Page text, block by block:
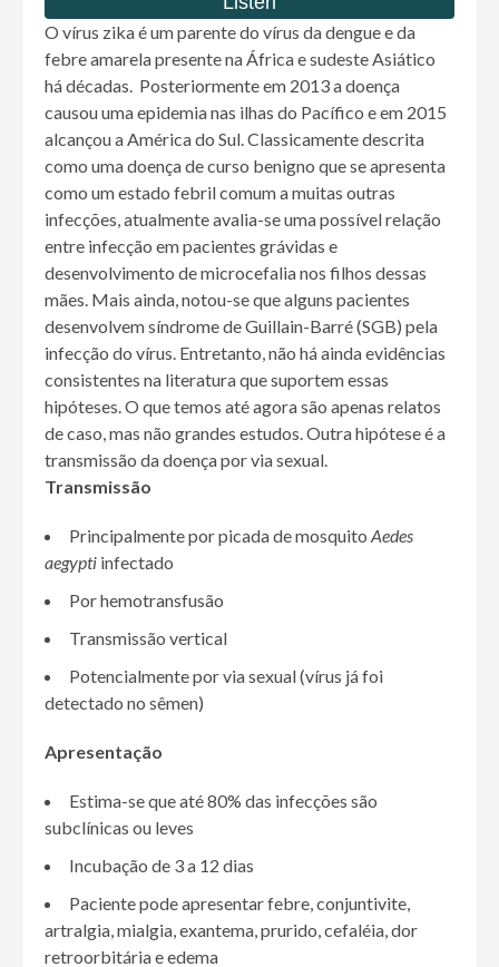
O vírus zika é um parente do vírus da dengue e da
febre amarela presente na África e sudeste Asiático
há décadas. Posteriormente em 2013 a doença
causou uma epidemia nas ilhas do Pacífico e em 2015
alcançou a América do Sul. Classicamente descrita
como uma doença de curso benigno que se apresenta
como um estado febril comum a muitas outras
infecções, atualmente avalia-se uma possível relação
entre infecção em pacientes grávidas e
desenvolvimento de microcefalia nos filhos dessas
mães. Mais ainda, notou-se que alguns pacientes
desenvolvem síndrome de Guillain-Barré (SGB) pela
infecção do vírus. Entretanto, não há ainda evidências
consistentes na literatura que suportem essas
hipóteses. O que temos até agora são apenas relatos
de caso, mas não grandes estudos. Outra hipótese é a
transmissão da doença por via sexual.
Transmissão
Principalmente por picada de mosquito Aedes
aegypti infectado
Por hemotransfusão
Transmissão vertical
Potencialmente por via sexual (vírus já foi
detectado no sêmen)
Apresentação
Estima-se que até 80% das infecções são
subclínicas ou leves
Incubação de 3 a 12 dias
Paciente pode apresentar febre, conjuntivite,
artralgia, mialgia, exantema, prurido, cefaléia, dor
retroorbitária e edema